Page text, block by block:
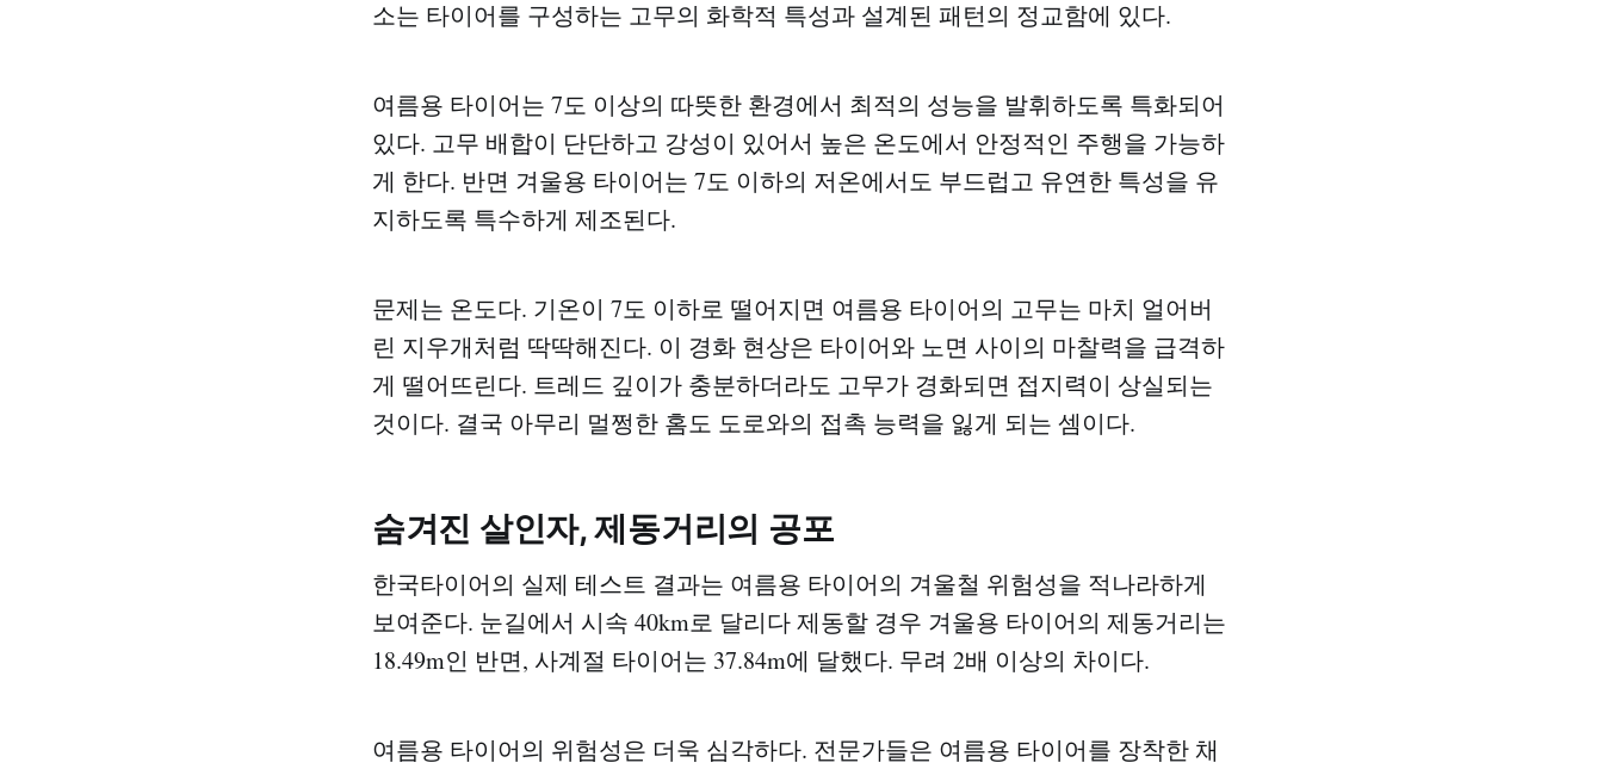
소는 타이어를 구성하는 고무의 화학적 특성과 설계된 패턴의 정교함에 있다.
여름용 타이어는 7도 이상의 따뜻한 환경에서 최적의 성능을 발휘하도록 특화되어
있다. 고무 배합이 단단하고 강성이 있어서 높은 온도에서 안정적인 주행을 가능하
게 한다. 반면 겨울용 타이어는 7도 이하의 저온에서도 부드럽고 유연한 특성을 유
지하도록 특수하게 제조된다.
문제는 온도다. 기온이 7도 이하로 떨어지면 여름용 타이어의 고무는 마치 얼어버
린 지우개처럼 딱딱해진다. 이 경화 현상은 타이어와 노면 사이의 마찰력을 급격하
게 떨어뜨린다. 트레드 깊이가 충분하더라도 고무가 경화되면 접지력이 상실되는
것이다. 결국 아무리 멀쩡한 홈도 도로와의 접촉 능력을 잃게 되는 셈이다.
숨겨진 살인자, 제동거리의 공포
한국타이어의 실제 테스트 결과는 여름용 타이어의 겨울철 위험성을 적나라하게
보여준다. 눈길에서 시속 40km로 달리다 제동할 경우 겨울용 타이어의 제동거리는
18.49m인 반면, 사계절 타이어는 37.84m에 달했다. 무려 2배 이상의 차이다.
여름용 타이어의 위험성은 더욱 심각하다. 전문가들은 여름용 타이어를 장착한 채